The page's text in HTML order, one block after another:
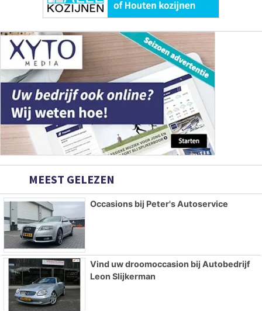
MEEST GELEZEN
Occasions bij Peter's Autoservice
Vind uw droomoccasion bij Autobedrijf
Leon Slijkerman